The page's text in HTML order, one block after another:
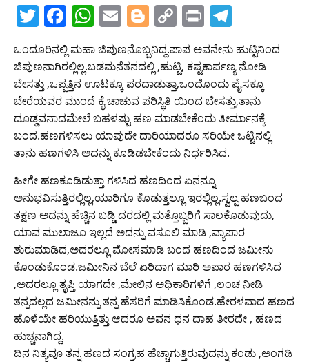
T
w
itt
er
F
a
c
e
b
o
o
k
W
h
at
s
A
p
p
E
m
ai
l
Bl
o
g
g
er
C
o
p
y
Li
n
k
Pr
in
t
el
e
gr
a
m
ಒಂದೂರಿನಲ್ಲಿ ಮಹಾ ಜಿಪುಣನೊಬ್ಬನಿದ್ದ.ಪಾಪ ಅವನೇನು ಹುಟ್ಟಿನಿಂದ
ಜಿಪುಣನಾಗಿರಲ್ಲಿಲ್ಲ.ಬಡಮನೆತನದಲ್ಲಿ ,ಹುಟ್ಟಿ, ಕಷ್ಟಕಾರ್ಪಣ್ಯ ನೋಡಿ
ಬೇಸತ್ತು ,ಒಪ್ಪತ್ತಿನ ಊಟಕ್ಕೂ ಪರದಾಡುತ್ತಾ,ಒಂದೊಂದು ಪೈಸಕ್ಕೂ
ಬೇರೆಯವರ ಮುಂದೆ ಕೈ ಚಾಚುವ ಪರಿಸ್ಥಿತಿ ಯಿಂದ ಬೇಸತ್ತು,ತಾನು
ದೂಡ್ಡವನಾದಮೇಲೆ ಬಹಳಷ್ಟು ಹಣ ಮಾಡಬೇಕೆಂದು ತೀರ್ಮಾನಕ್ಕೆ
ಬಂದ.ಹಣಗಳಿಸಲು ಯಾವುದೇ ದಾರಿಯಾದರೂ ಸರಿಯೇ ಒಟ್ಟಿನಲ್ಲಿ
ತಾನು ಹಣಗಳಿಸಿ ಅದನ್ನು ಕೂಡಿಡಬೇಕೆಂದು ನಿರ್ಧರಿಸಿದ.
ಹೀಗೇ ಹಣಕೂಡಿಡುತ್ತಾ ಗಳಿಸಿದ ಹಣದಿಂದ ಏನನ್ನೂ
ಅನುಭವಿಸುತ್ತಿರಲ್ಲಿಲ್ಲ,ಯಾರಿಗೂ ಕೊಡುತ್ತಲ್ಲೂ ಇರಲ್ಲಿಲ್ಲ.ಸ್ವಲ್ಪ ಹಣಬಂದ
ತಕ್ಷಣ ಅದನ್ನು ಹೆಚ್ಚಿನ ಬಡ್ಡಿ ದರದಲ್ಲಿ ಮತ್ತೊಬ್ಬರಿಗೆ ಸಾಲಕೊಡುವುದು,
ಯಾವ ಮುಲಾಜೂ ಇಲ್ಲದೆ ಅದನ್ನು ವಸೂಲಿ ಮಾಡಿ ,ವ್ಯಾಪಾರ
ಶುರುಮಾಡಿದ,ಅದರಲ್ಲೂ ಮೋಸಮಾಡಿ ಬಂದ ಹಣದಿಂದ ಜಮೀನು
ಕೊಂಡುಕೊಂಡ.ಜಮೀನಿನ ಬೆಲೆ ಏರಿದಾಗ ಮಾರಿ ಅಪಾರ ಹಣಗಳಿಸಿದ
,ಅದರಲ್ಲೂ ತೃಪ್ತಿ ಯಾಗದೇ ,ಮೇಲಿನ ಅಧಿಕಾರಿಗಳಿಗೆ ,ಲಂಚ ನೀಡಿ
ತನ್ನದಲ್ಲದ ಜಮೀನನ್ನು ತನ್ನ ಹೆಸರಿಗೆ ಮಾಡಿಸಿಕೊಂಡ.ಹೇರಳವಾದ ಹಣದ
ಹೊಳೆಯೇ ಹರಿಯುತ್ತಿತ್ತು ಆದರೂ ಅವನ ಧನ ದಾಹ ತೀರದೇ , ಹಣದ
ಹುಚ್ಚನಾಗಿದ್ದ.
ದಿನ ನಿತ್ಯವೂ ತನ್ನ ಹಣದ ಸಂಗ್ರಹ ಹೆಚ್ಚಾಗುತ್ತಿರುವುದನ್ನು ಕಂಡು ,ಅಂಗಡಿ